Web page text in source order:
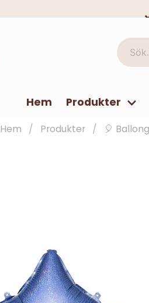
Sök...
Hem Produkter
Hem Produkter 🎈